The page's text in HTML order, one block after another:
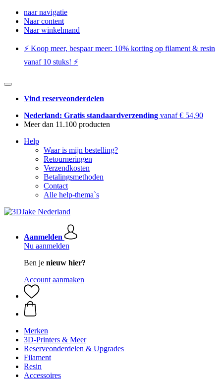
naar navigatie
Naar content
Naar winkelmand
⚡️ Koop meer, bespaar meer: ​​10% korting op filament & resin
vanaf 10 stuks! ⚡️
Vind reserveonderdelen
Nederland: Gratis standaardverzending vanaf € 54,90
Meer dan 11.100 producten
Help
Waar is mijn bestelling?
Retourneringen
Verzendkosten
Betalingsmethoden
Contact
Alle help-thema`s
Aanmelden
Nu aanmelden
Ben je nieuw hier?
Account aanmaken
Merken
3D-Printers & Meer
Reserveonderdelen & Upgrades
Filament
Resin
Accessoires